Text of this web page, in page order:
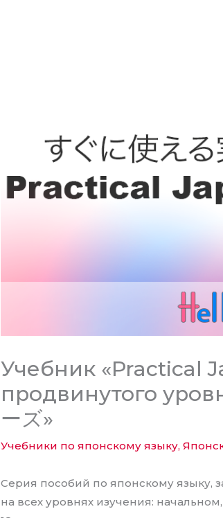
Учебник «Practical
продвинутого
ーズ»
Учебники по японскому языку,
Серия пособий по японскому языку,
на всех уровнях изучения: